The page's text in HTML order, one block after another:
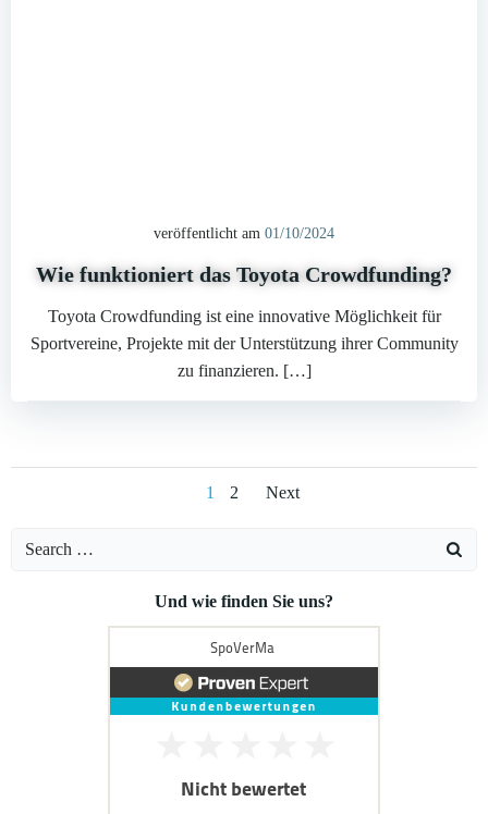
veröffentlicht am 01/10/2024
Wie funktioniert das Toyota Crowdfunding?
Toyota Crowdfunding ist eine innovative Möglichkeit für
Sportvereine, Projekte mit der Unterstützung ihrer Community
zu finanzieren. […]
Posts
Page
1 Page
2
Posts
navigation
Next
Search
Und wie finden Sie uns?